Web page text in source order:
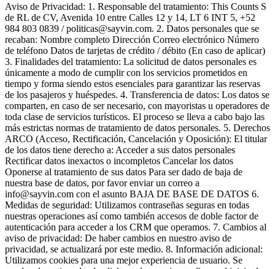
Aviso de Privacidad: 1. Responsable del tratamiento: This Counts S
de RL de CV, Avenida 10 entre Calles 12 y 14, LT 6 INT 5, +52
984 803 0839 / politicas@sayvin.com. 2. Datos personales que se
recaban: Nombre completo Dirección Correo electrónico Número
de teléfono Datos de tarjetas de crédito / débito (En caso de aplicar)
3. Finalidades del tratamiento: La solicitud de datos personales es
únicamente a modo de cumplir con los servicios prometidos en
tiempo y forma siendo estos esenciales para garantizar las reservas
de los pasajeros y huéspedes. 4. Transferencia de datos: Los datos se
comparten, en caso de ser necesario, con mayoristas u operadores de
toda clase de servicios turísticos. El proceso se lleva a cabo bajo las
más estrictas normas de tratamiento de datos personales. 5. Derechos
ARCO (Acceso, Rectificación, Cancelación y Oposición): El titular
de los datos tiene derecho a: Acceder a sus datos personales
Rectificar datos inexactos o incompletos Cancelar los datos
Oponerse al tratamiento de sus datos Para ser dado de baja de
nuestra base de datos, por favor enviar un correo a
info@sayvin.com con el asunto BAJA DE BASE DE DATOS 6.
Medidas de seguridad: Utilizamos contraseñas seguras en todas
nuestras operaciones así como también accesos de doble factor de
autenticación para acceder a los CRM que operamos. 7. Cambios al
aviso de privacidad: De haber cambios en nuestro aviso de
privacidad, se actualizará por este medio. 8. Información adicional:
Utilizamos cookies para una mejor experiencia de usuario. Se